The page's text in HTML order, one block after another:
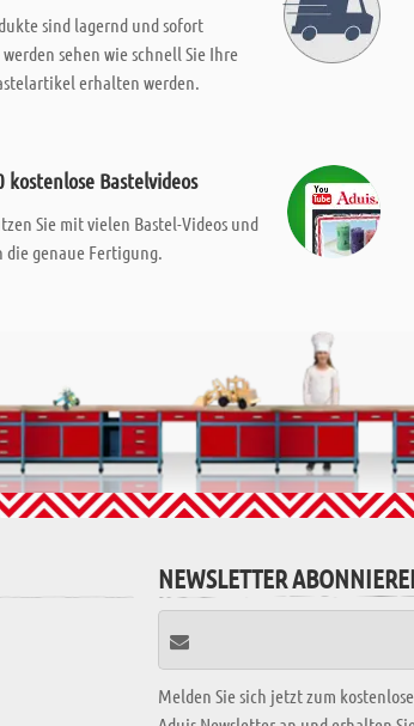
sind lagernd und sofort
sehen wie schnell Sie Ihre
erhalten werden.
kostenlose Bastelvideos
Sie mit vielen Bastel-Videos und
die genaue Fertigung.
NEWSLETTER
Melden Sie sich jetzt zum